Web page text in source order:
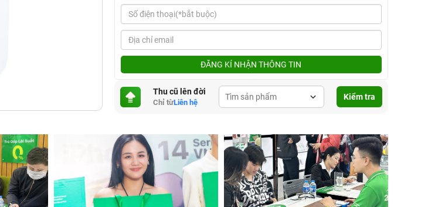
ĐĂNG KÍ NHẬN THÔNG TIN
Thu cũ lên đời
Chỉ từLiên hệ
Kiểm tra